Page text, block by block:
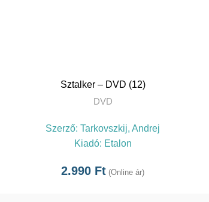
TOVÁBB
Sztalker – DVD (12)
DVD
Szerző:Tarkovszkij, Andrej
Kiadó: Etalon
2.990 Ft (Online ár)